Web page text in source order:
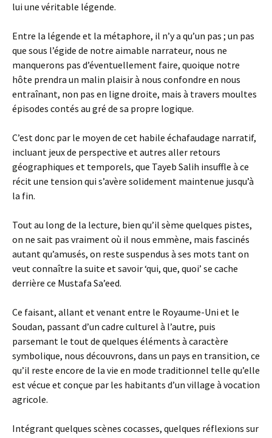
lui une véritable légende.
Entre la légende et la métaphore, il n’y a qu’un pas ; un pas
que sous l’égide de notre aimable narrateur, nous ne
manquerons pas d’éventuellement faire, quoique notre
hôte prendra un malin plaisir à nous confondre en nous
entraînant, non pas en ligne droite, mais à travers moultes
épisodes contés au gré de sa propre logique.
C’est donc par le moyen de cet habile échafaudage narratif,
incluant jeux de perspective et autres aller retours
géographiques et temporels, que Tayeb Salih insuffle à ce
récit une tension qui s’avère solidement maintenue jusqu’à
la fin.
Tout au long de la lecture, bien qu’il sème quelques pistes,
on ne sait pas vraiment où il nous emmène, mais fascinés
autant qu’amusés, on reste suspendus à ses mots tant on
veut connaître la suite et savoir ‘qui, que, quoi’ se cache
derrière ce Mustafa Sa’eed.
Ce faisant, allant et venant entre le Royaume-Uni et le
Soudan, passant d’un cadre culturel à l’autre, puis
parsemant le tout de quelques éléments à caractère
symbolique, nous découvrons, dans un pays en transition, ce
qu’il reste encore de la vie en mode traditionnel telle qu’elle
est vécue et conçue par les habitants d’un village à vocation
agricole.
Intégrant quelques scènes cocasses, quelques réflexions sur